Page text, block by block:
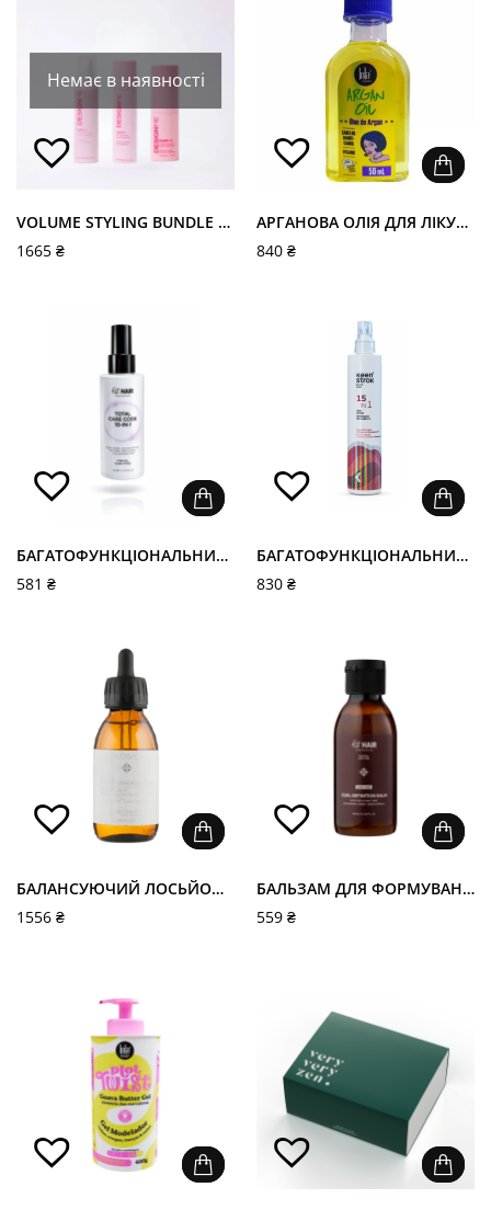
Немає в наявності
VOLUME STYLING BUNDLE MINI
1665 ₴
АРГАНОВА ОЛІЯ ДЛЯ ЛІКУВАННЯ ТА ВІДНОВЛЕННЯ ПОШКОДЖЕНОГО ВОЛОССЯ - LOLA COSMETICS ARGAN OIL
840 ₴
БАГАТОФУНКЦІОНАЛЬНИЙ ДОГЛЯД 10-В-1 ДЛЯ ЗАХИСТУ ТА ВІДНОВЛЕННЯ ВОЛОССЯ - FUTHAIR TOTAL CARE CODE 10-IN-1
581 ₴
БАГАТОФУНКЦІОНАЛЬНИЙ КРЕМ-СПРЕЙ 15В1 - HAIR REPAIR SPRAY
830 ₴
БАЛАНСУЮЧИЙ ЛОСЬЙОН ВІД ЛУПИ - HAIR CONCEPT BIOLOGICAL ANTI-DANDRUFF DERMOBAL LOTION
1556 ₴
БАЛЬЗАМ ДЛЯ ФОРМУВАННЯ КУЧЕРІВ CURLY DEFINITION BALM
559 ₴